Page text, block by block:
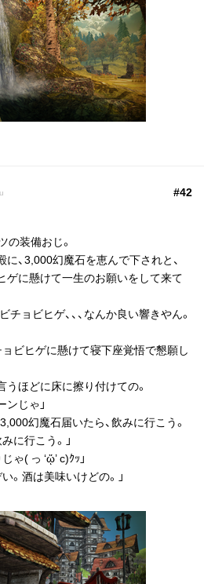
#42
の装備おじ。
3,000幻魔石を恵んで下されと、
懸けて一生のお願いをして来て
チョビヒゲ、、、なんか良い響きやん。
ゲに懸けて寝下座覚悟で懇願し
どに床に擦り付けての。
じゃ」
幻魔石届いたら、飲みに行こう。
行こう。」
ゃ( っ ‘ᾥ’ c)ｸｯ」
。酒は美味いけどの。」